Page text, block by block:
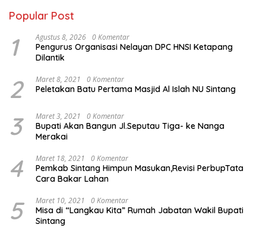
Popular Post
1 Agustus 8, 2026 0 Komentar
Pengurus Organisasi Nelayan DPC HNSI Ketapang
Dilantik
2 Maret 8, 2021 0 Komentar
Peletakan Batu Pertama Masjid Al Islah NU Sintang
3 Maret 3, 2021 0 Komentar
Bupati Akan Bangun Jl.Seputau Tiga- ke Nanga
Merakai
4 Maret 18, 2021 0 Komentar
Pemkab Sintang Himpun Masukan,Revisi PerbupTata
Cara Bakar Lahan
5 Maret 10, 2021 0 Komentar
Misa di “Langkau Kita” Rumah Jabatan Wakil Bupati
Sintang